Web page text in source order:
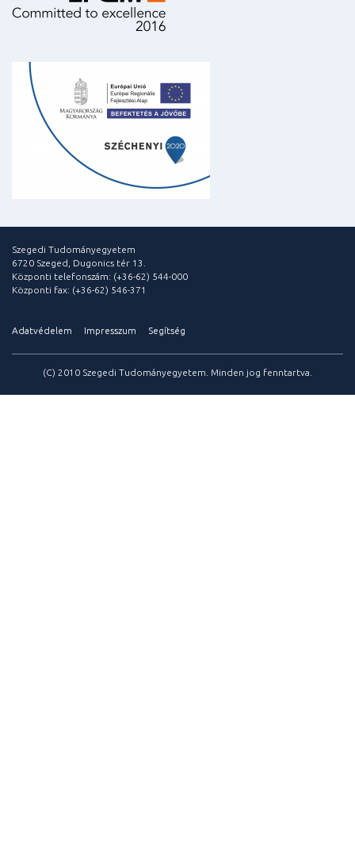
Szegedi Tudományegyetem
6720 Szeged, Dugonics tér 13.
Központi telefonszám: (+36-62) 544-000
Központi fax: (+36-62) 546-371
Adatvédelem Impresszum Segítség
(C) 2010 Szegedi Tudományegyetem. Minden jog fenntartva.